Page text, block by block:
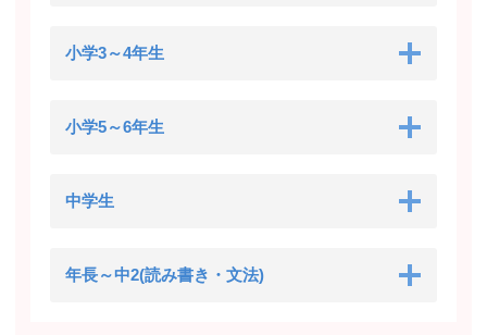
小学3～4年生
小学5～6年生
中学生
年長～中2(読み書き・文法)